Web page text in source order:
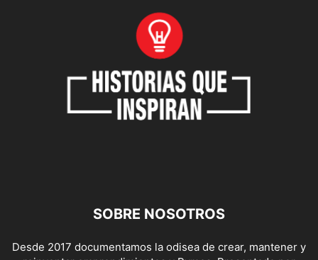
SOBRE NOSOTROS
Desde 2017 documentamos la odisea de crear, mantener y